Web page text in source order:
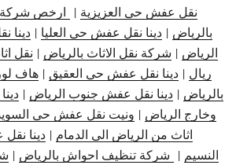
نقل عفش حي العزيزية | ارخص
بالرياض | دينا نقل عفش حي العليا |
الرياض | شركة نقل الاثاث بالرياض |
ريال | دينا نقل عفش حي العقيق | هاف
بالرياض | دينا نقل عفش جنوب الرياض |
وخارج الرياض | ونيت نقل عفش حي
اثاث من الرياض الى الدمام |دينا
النسيم | شركة تنظيف احواش بالرياض |